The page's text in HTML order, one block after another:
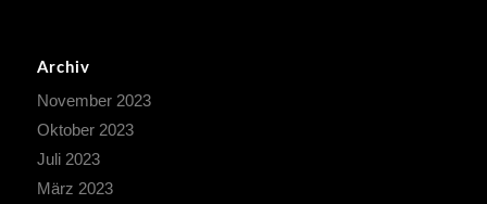
Archiv
November 2023
Oktober 2023
Juli 2023
März 2023